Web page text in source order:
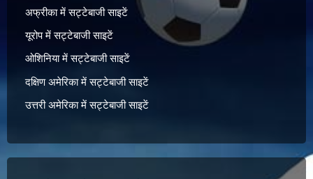
अफ्रीका में सट्टेबाजी साइटें
यूरोप में सट्टेबाजी साइटें
ओशिनिया में सट्टेबाजी साइटें
दक्षिण अमेरिका में सट्टेबाजी साइटें
उत्तरी अमेरिका में सट्टेबाजी साइटें